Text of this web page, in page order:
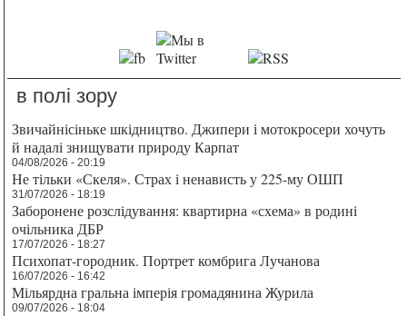
в полі зору
Звичайнісіньке шкідництво. Джипери і мотокросери хочуть
й надалі знищувати природу Карпат
04/08/2026 - 20:19
Не тільки «Скеля». Страх і ненависть у 225-му ОШП
31/07/2026 - 18:19
Заборонене розслідування: квартирна «схема» в родині
очільника ДБР
17/07/2026 - 18:27
Психопат-городник. Портрет комбрига Лучанова
16/07/2026 - 16:42
Мільярдна гральна імперія громадянина Журила
09/07/2026 - 18:04